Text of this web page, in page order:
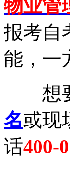
物业管
报考自
能，一
想要
名或现
话400-